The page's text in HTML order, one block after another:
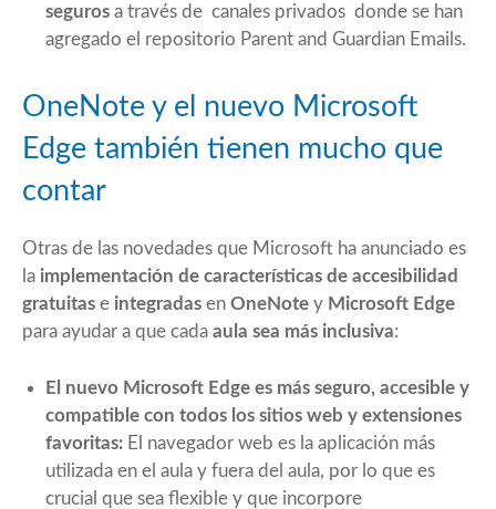
seguros a través de canales privados donde se han
agregado el repositorio Parent and Guardian Emails.
OneNote y el nuevo Microsoft
Edge también tienen mucho que
contar
Otras de las novedades que Microsoft ha anunciado es
la implementación de características de accesibilidad
gratuitas e integradas en OneNote y Microsoft Edge
para ayudar a que cada aula sea más inclusiva:
El nuevo Microsoft Edge es más seguro, accesible y
compatible con todos los sitios web y extensiones
favoritas: El navegador web es la aplicación más
utilizada en el aula y fuera del aula, por lo que es
crucial que sea flexible y que incorpore